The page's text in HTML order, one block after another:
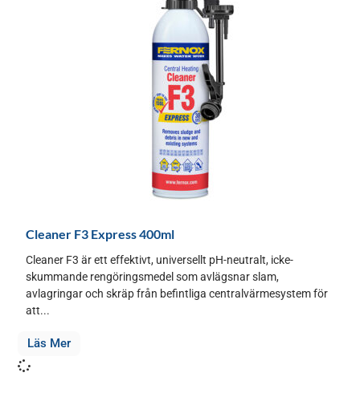
Cleaner F3 Express 400ml
Cleaner F3 är ett effektivt, universellt pH-neutralt, icke-
skummande rengöringsmedel som avlägsnar slam,
avlagringar och skräp från befintliga centralvärmesystem för
att...
Läs Mer